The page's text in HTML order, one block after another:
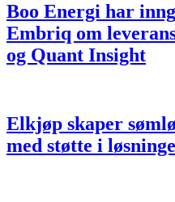
Boo Energi har
Embriq om
og Quant Insight
Elkjøp skaper
med støtte i